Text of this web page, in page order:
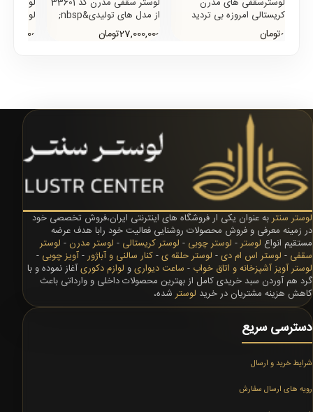
کریستالی امروزه بی تردید
محبوب ترین و پرفروش ترین
مدل در میان مدل های دیگر0تومان
از مدل های تولیدی&nbsp;
لوستر سنتر است که شکل بدنه
آن مستطیل بوده و از 12 م..
27,000,000تومان
120 به سفارش مشتری تول..
لوستر سنتربه عنوان یکی ار فروشگاه های اینترنتی ایران،فروش تخصصی خود
در زمینه معرفی و فروش محصولات روشنایی فعالیت خود رابا هدف عرضه
مستقیم انواع لوستر- لوستر چوبی - لوستر کریستالی - لوستر مدرن - لوستر
سقفی - لوستر اس ام دی- لوستر حلقه ی-کنار سالنی و آباژور-آویز چوبی -
لوستر آویز آشپزخانه و اتاق خواب - ساعت دیواریو لوازم دکوریآغاز نموده و با
گرد هم آوردن سبد خریدی کامل از بهترین محصولات داخلی و وارداتی باعث
کاهش هزینه مشتریان در خرید لوستر شده،
دسترسی سریع
شرایط خرید و ارسال
رویه های ارسال سفارش